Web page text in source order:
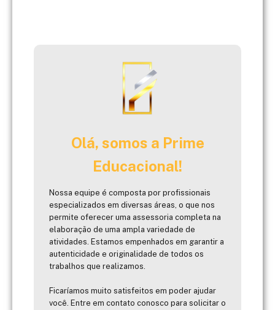
Olá, somos a Prime
Educacional!
Nossa equipe é composta por profissionais
especializados em diversas áreas, o que nos
permite oferecer uma assessoria completa na
elaboração de uma ampla variedade de
atividades. Estamos empenhados em garantir a
autenticidade e originalidade de todos os
trabalhos que realizamos.
Ficaríamos muito satisfeitos em poder ajudar
você. Entre em contato conosco para solicitar o